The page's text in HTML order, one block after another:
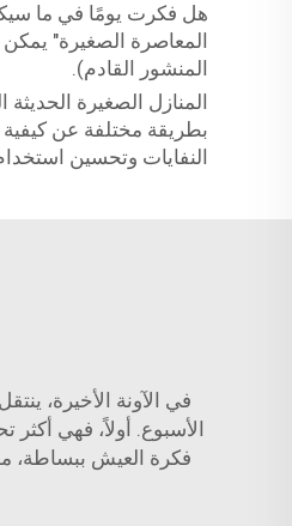
هل فكرت يومًا في ما
المعاصرة الصغيرة"
المنشور القادم).
المنازل الصغيرة
النفايات وتحسين
في الآونة الأخيرة،
الأسبوع. أولاً، فهي
فكرة العيش ببساطة،